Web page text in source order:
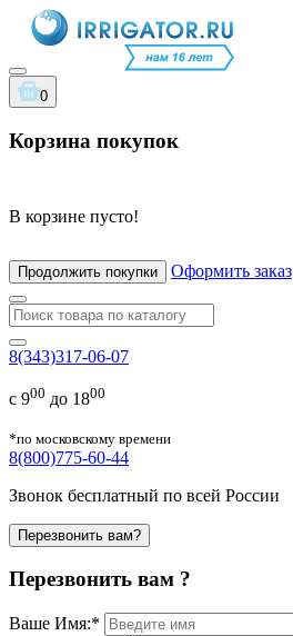
0
Корзина покупок
В корзине пусто!
Продолжить покупки Оформить заказ
8(343)317-06-07
с 900 до 1800
*по московскому времени
8(800)775-60-44
Звонок бесплатный по всей России
Перезвонить вам?
Перезвонить вам ?
Ваше Имя:*